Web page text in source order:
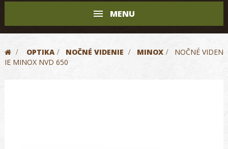
MENU
> OPTIKA > NOČNÉ VIDENIE > MINOX >
NOČNÉ VIDEN
IE MINOX NVD 650